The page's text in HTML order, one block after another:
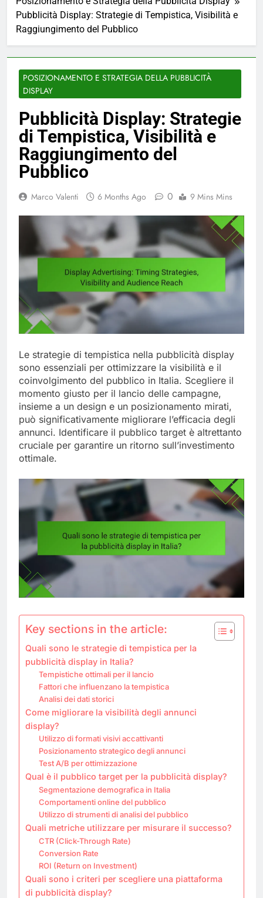
Pubblicità Display: Strategie di Tempistica, Visibilità e
Raggiungimento del Pubblico
POSIZIONAMENTO E STRATEGIA DELLA PUBBLICITÀ
DISPLAY
Pubblicità Display: Strategie
di Tempistica, Visibilità e
Raggiungimento del
Pubblico
Marco Valenti 6 Months Ago 0 9 Mins Mins
Le strategie di tempistica nella pubblicità display
sono essenziali per ottimizzare la visibilità e il
coinvolgimento del pubblico in Italia. Scegliere il
momento giusto per il lancio delle campagne,
insieme a un design e un posizionamento mirati,
può significativamente migliorare l’efficacia degli
annunci. Identificare il pubblico target è altrettanto
cruciale per garantire un ritorno sull’investimento
ottimale.
Key sections in the article:
Quali sono le strategie di tempistica per la
pubblicità display in Italia?
Tempistiche ottimali per il lancio
Fattori che influenzano la tempistica
Analisi dei dati storici
Come migliorare la visibilità degli annunci
display?
Utilizzo di formati visivi accattivanti
Posizionamento strategico degli annunci
Test A/B per ottimizzazione
Qual è il pubblico target per la pubblicità display?
Segmentazione demografica in Italia
Comportamenti online del pubblico
Utilizzo di strumenti di analisi del pubblico
Quali metriche utilizzare per misurare il successo?
CTR (Click-Through Rate)
Conversion Rate
ROI (Return on Investment)
Quali sono i criteri per scegliere una piattaforma
di pubblicità display?